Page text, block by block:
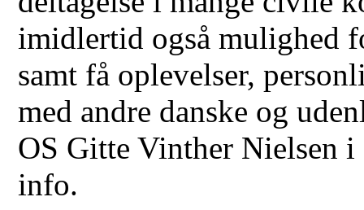
imidlertid også mulighed
samt få oplevelser,
med andre danske og
OS Gitte Vinther Nielsen
info.